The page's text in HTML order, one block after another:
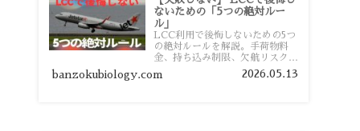
ないための「5つの絶対ルー
ル」
LCC利用で後悔しないための5つ
の絶対ルールを解説。手荷物料
金、持ち込み制限、欠航リスク、
時間厳守など、格安航空会社を利
用する前に知っておきたい注意点
banzokubiology.com 2026.05.13